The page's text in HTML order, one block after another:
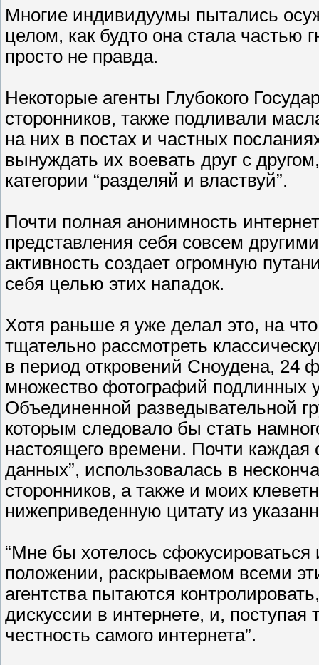
Многие индивидуумы пытались
целом, как будто она стала частью
просто не правда.
Некоторые агенты Глубокого
сторонников, также подливали
на них в постах и частных
вынуждать их воевать друг с
категории “разделяй и властвуй”.
Почти полная анонимность
представления себя совсем
активность создает огромную
себя целью этих нападок.
Хотя раньше я уже делал это, на
тщательно рассмотреть
в период откровений Сноудена, 24
множество фотографий подлинных
Объединенной разведывательной
которым следовало бы стать
настоящего времени. Почти каждая
данных”, использовалась в
сторонников, а также и моих
нижеприведенную цитату из
“Мне бы хотелось сфокусироваться
положении, раскрываемом всеми
агентства пытаются
дискуссии в интернете, и,
честность самого интернета”.